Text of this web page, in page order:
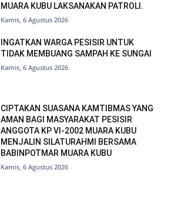
MUARA KUBU LAKSANAKAN PATROLI.
Kamis, 6 Agustus 2026
INGATKAN WARGA PESISIR UNTUK
TIDAK MEMBUANG SAMPAH KE SUNGAI
Kamis, 6 Agustus 2026
CIPTAKAN SUASANA KAMTIBMAS YANG
AMAN BAGI MASYARAKAT PESISIR
ANGGOTA KP VI-2002 MUARA KUBU
MENJALIN SILATURAHMI BERSAMA
BABINPOTMAR MUARA KUBU
Kamis, 6 Agustus 2026